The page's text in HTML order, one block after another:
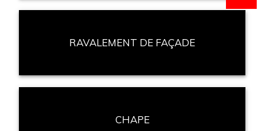
RAVALEMENT DE FAÇADE
CHAPE